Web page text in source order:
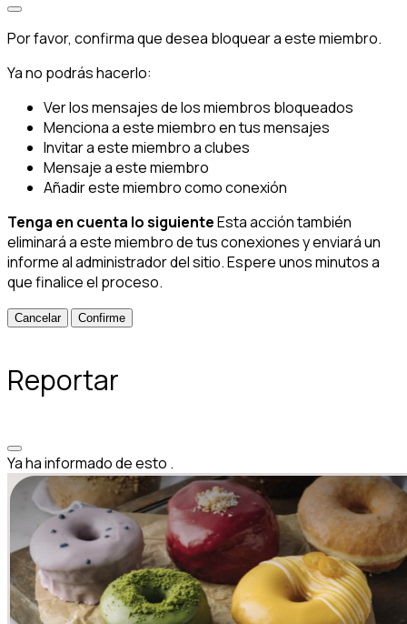
Por favor, confirma que desea bloquear a este miembro.
Ya no podrás hacerlo:
Ver los mensajes de los miembros bloqueados
Menciona a este miembro en tus mensajes
Invitar a este miembro a clubes
Mensaje a este miembro
Añadir este miembro como conexión
Tenga en cuenta lo siguienteEsta acción también
eliminará a este miembro de tus conexiones y enviará un
informe al administrador del sitio. Espere unos minutos a
que finalice el proceso.
Confirme
Reportar
Ya ha informado de esto .